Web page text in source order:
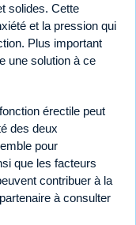
solides. Cette
et la pression qui
Plus important
une solution à ce
érectile peut
des deux
pour
que les facteurs
contribuer à la
à consulter